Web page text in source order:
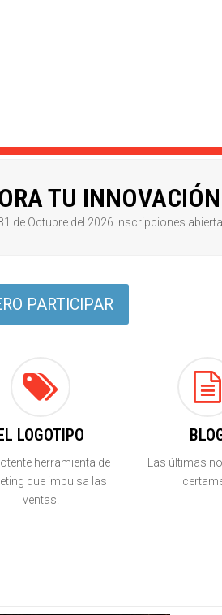
TU INNOVACIÓN
de Octubre del 2026 Inscripciones
PARTICIPAR
LOGOTIPO
herramienta de
que impulsa las
ventas.
Las últimas